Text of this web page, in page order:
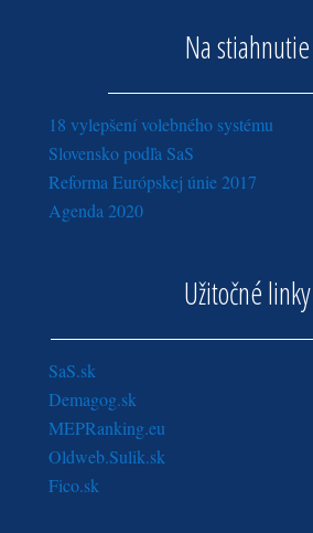
Na stiahnutie
18 vylepšení volebného systému
Slovensko podľa SaS
Reforma Európskej únie 2017
Agenda 2020
Užitočné linky
SaS.sk
Demagog.sk
MEPRanking.eu
Oldweb.Sulik.sk
Fico.sk